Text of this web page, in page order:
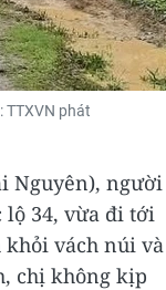
TTXVN phát
Nguyên), người
lộ 34, vừa đi tới
khỏi vách núi và
chị không kịp